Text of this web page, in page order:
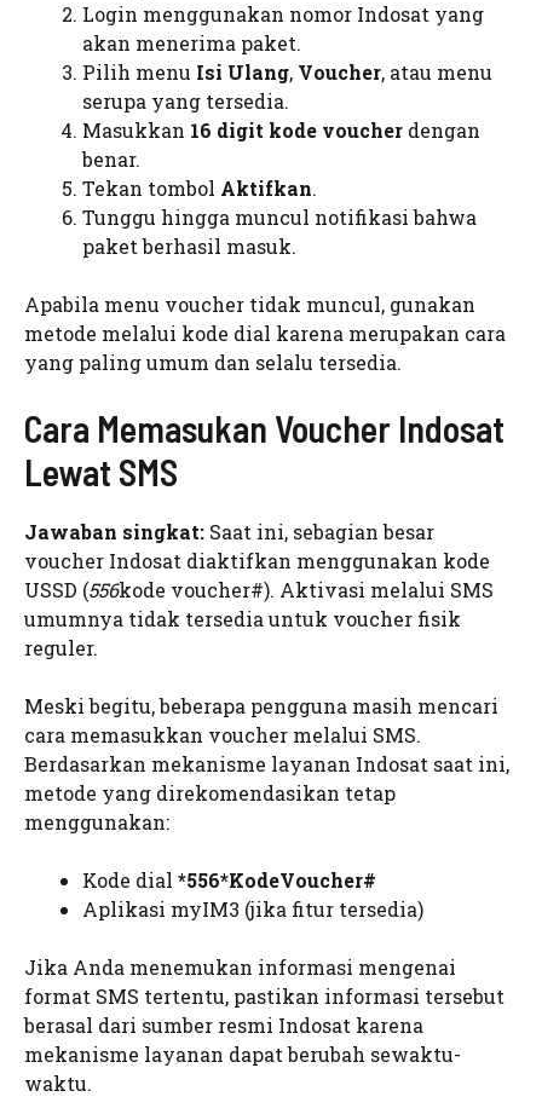
Login menggunakan nomor Indosat yang
akan menerima paket.
Pilih menu Isi Ulang, Voucher, atau menu
serupa yang tersedia.
Masukkan 16 digit kode voucher dengan
benar.
Tekan tombol Aktifkan.
Tunggu hingga muncul notifikasi bahwa
paket berhasil masuk.
Apabila menu voucher tidak muncul, gunakan
metode melalui kode dial karena merupakan cara
yang paling umum dan selalu tersedia.
Cara Memasukan Voucher Indosat
Lewat SMS
Jawaban singkat: Saat ini, sebagian besar
voucher Indosat diaktifkan menggunakan kode
USSD (556kode voucher#). Aktivasi melalui SMS
umumnya tidak tersedia untuk voucher fisik
reguler.
Meski begitu, beberapa pengguna masih mencari
cara memasukkan voucher melalui SMS.
Berdasarkan mekanisme layanan Indosat saat ini,
metode yang direkomendasikan tetap
menggunakan:
Kode dial *556*KodeVoucher#
Aplikasi myIM3 (jika fitur tersedia)
Jika Anda menemukan informasi mengenai
format SMS tertentu, pastikan informasi tersebut
berasal dari sumber resmi Indosat karena
mekanisme layanan dapat berubah sewaktu-
waktu.